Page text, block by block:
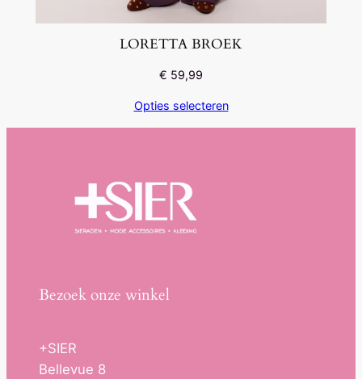
LORETTA BROEK
€ 59,99
Opties selecteren
Bezoek onze winkel
+SIER
Bellevue 8